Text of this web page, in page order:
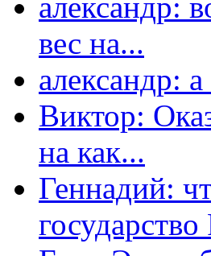
вес на...
александр:
Виктор:
на как...
Геннадий: